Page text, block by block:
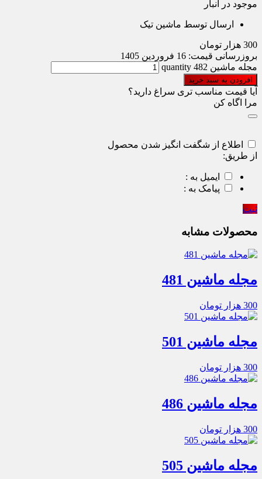
موجود در انبار
ارسال توسط ماشین تیک
300 هزار تومان
بروزرسانی قیمت: 16 فروردین 1405
مجله ماشین 482 quantity
افزودن به سبد خرید
آیا قیمت مناسب تری سراغ دارید؟
مرا اگاه کن
اطلاع از شگفت انگیز شدن محصول
از طریق:
ایمیل به :
پیامک به :
ثبت
محصولات مشابه
مجله ماشین 481
300 هزار تومان
مجله ماشین 501
300 هزار تومان
مجله ماشین 486
300 هزار تومان
مجله ماشین 505